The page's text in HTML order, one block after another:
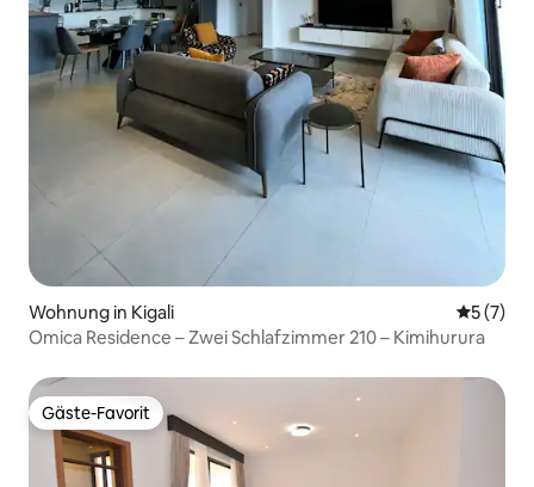
Wohnung in Kigali
5 (7)
Omica Residence – Zwei Schlafzimmer 210 – Kimihurura
Gäste-Favorit
Gäste-Favorit